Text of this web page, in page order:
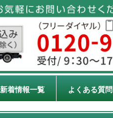
新着情報一覧 よくある質問